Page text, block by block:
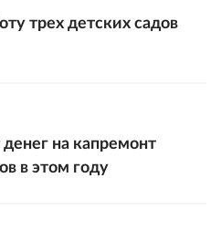
трех детских садов
на капремонт
в этом году